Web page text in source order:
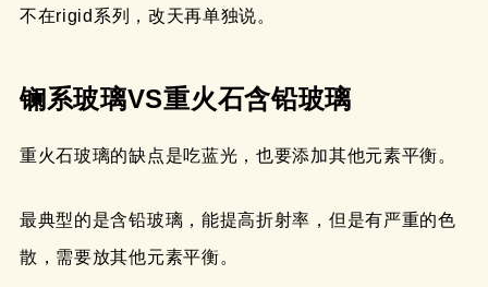
不在rigid系列，改天再单独说。
镧系玻璃VS重火石含铅玻璃
重火石玻璃的缺点是吃蓝光，也要添加其他元素平衡。
最典型的是含铅玻璃，能提高折射率，但是有严重的色
散，需要放其他元素平衡。